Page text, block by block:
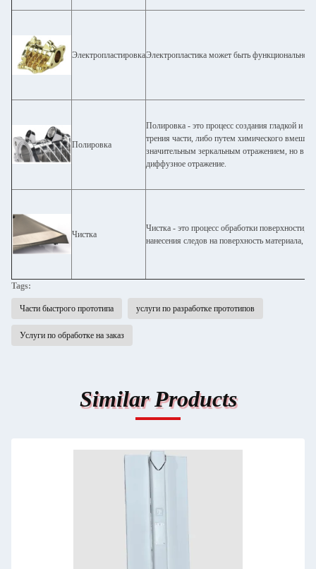
ЭлектропластировкаЭлектропластика может быть
Полировка
Полировка - это процесс создания гладкой и
трения части, либо путем химического
значительным зеркальным отражением, но в
диффузное отражение.
Чистка
Чистка - это процесс обработки поверхности,
нанесения следов на поверхность материала,
Tags:
Части быстрого прототипа услуги по разработке прототипов
Услуги по обработке на заказ
Similar Products